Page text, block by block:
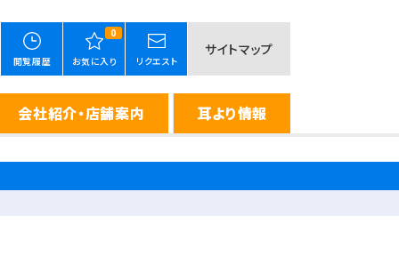
閲覧履歴
0
お気に入り リクエスト
サイトマップ
会社紹介・店舗案内 耳より情報